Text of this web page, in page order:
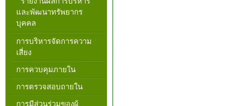
และพัฒนาทรัพยากร
บุคคล
การบริหารจัดการความ
เสี่ยง
การควบคุมภายใน
การตรวจสอบถายใน
การมีส่วนร่วมของผู้